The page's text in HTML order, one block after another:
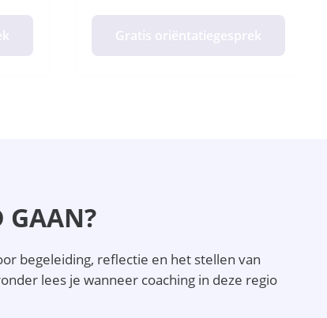
Gratis oriëntatiegesprek
GAAN?
begeleiding, reflectie en het stellen van
lees je wanneer coaching in deze regio